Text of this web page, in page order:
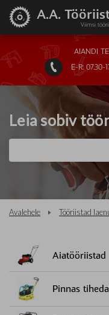
AIANDI
 E-R: 07.30-
A.A.
Viimsi
Leia sobiv
Avalehele Tööriistad
Aiatööriistad
Pinnas